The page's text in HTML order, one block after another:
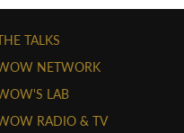
TALKS
NETWORK
LAB
RADIO & TV